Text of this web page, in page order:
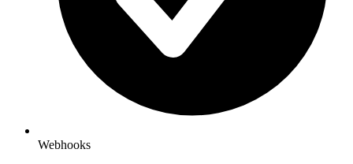
Webhooks